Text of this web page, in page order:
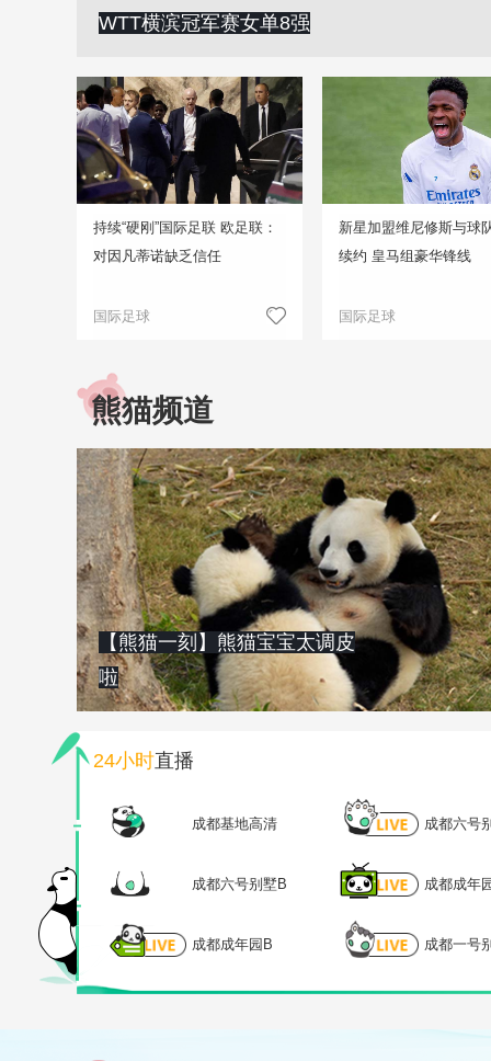
WTT横滨冠军赛女单8强
持续“硬刚”国际足联 欧足联：
对因凡蒂诺缺乏信任
国际足球
新星加盟维尼修斯与球
续约 皇马组豪华锋线
国际足球
熊猫频道
【熊猫一刻】熊猫宝宝太调皮
啦
24小时直播
成都基地高清 成都六号
成都六号别墅B 成都成年
成都成年园B 成都一号